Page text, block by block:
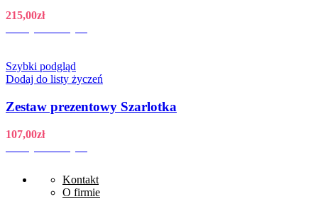
215,00zł
Szybki podgląd
Dodaj do listy życzeń
Zestaw prezentowy Szarlotka
107,00zł
Kontakt
O firmie